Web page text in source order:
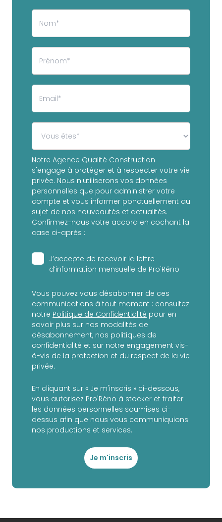
Notre Agence Qualité Construction
s'engage à protéger et à respecter votre vie
privée. Nous n'utiliserons vos données
personnelles que pour administrer votre
compte et vous informer ponctuellement au
sujet de nos nouveautés et actualités.
Confirmez-nous votre accord en cochant la
case ci-après :
J’accepte de recevoir la lettre
d’information mensuelle de Pro'Réno
Vous pouvez vous désabonner de ces
communications à tout moment : consultez
notre Politique de Confidentialité pour en
savoir plus sur nos modalités de
désabonnement, nos politiques de
confidentialité et sur notre engagement vis-
à-vis de la protection et du respect de la vie
privée.
En cliquant sur « Je m'inscris » ci-dessous,
vous autorisez Pro'Réno à stocker et traiter
les données personnelles soumises ci-
dessus afin que nous vous communiquions
nos productions et services.
Je m'inscris